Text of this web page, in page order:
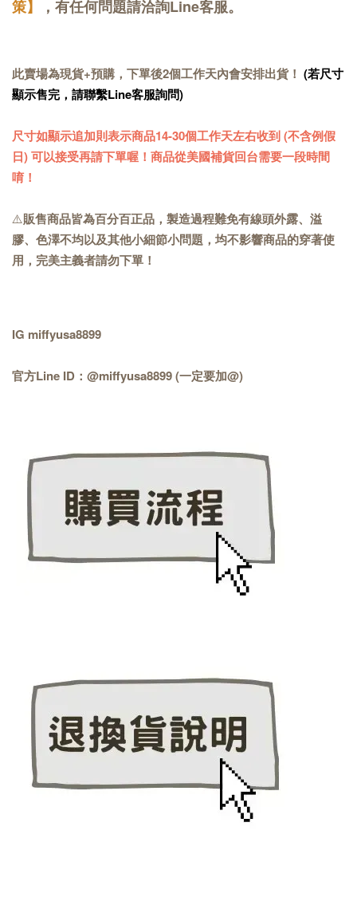
策】
，有任何問題請洽詢Line客服。
此賣場為現貨+預購，下單後2個工作天內會安排出貨！ (若尺寸
顯示售完，請聯繫Line客服詢問)
尺寸如顯示追加則表示商品14-30個工作天左右收到 (不含例假
日) 可以接受再請下單喔！商品從美國補貨回台需要一段時間
唷！
⚠️販售商品皆為百分百正品，製造過程難免有線頭外露、溢
膠、色澤不均以及其他小細節小問題，均不影響商品的穿著使
用，完美主義者請勿下單！
IG miffyusa8899
官方Line ID：@miffyusa8899 (一定要加@)